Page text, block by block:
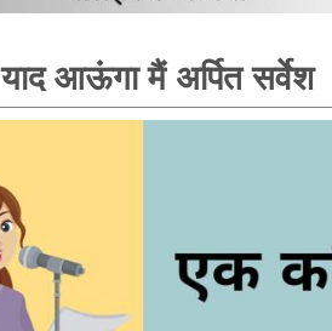
याद आऊंगा मैं अर्पित सर्वेश